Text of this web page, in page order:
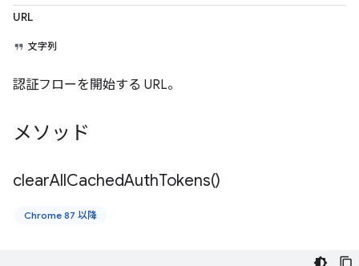
URL
文字列
認証フローを開始する URL。
メソッド
clearAllCachedAuthTokens()
Chrome 87 以降